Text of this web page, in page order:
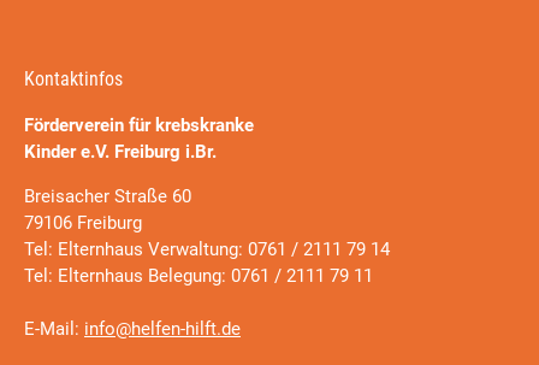
Kontaktinfos
Förderverein für krebskranke
Kinder e.V. Freiburg i.Br.
Breisacher Straße 60
79106 Freiburg
Tel: Elternhaus Verwaltung: 0761 / 2111 79 14
Tel: Elternhaus Belegung: 0761 / 2111 79 11
E-Mail: info@helfen-hilft.de